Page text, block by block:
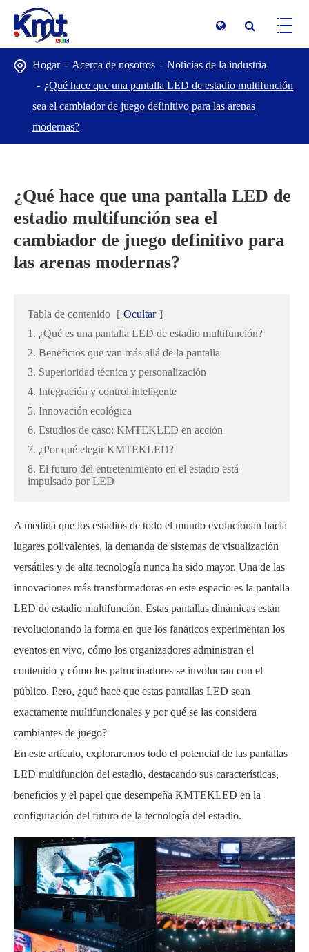
Hogar Acerca de nosotros
Noticias de la industria
¿Qué hace que una pantalla LED de estadio multifunción
sea el cambiador de juego definitivo para las arenas
modernas?
¿Qué hace que una pantalla LED de
estadio multifunción sea el
cambiador de juego definitivo para
las arenas modernas?
Tabla de contenido [ Ocultar ]
1. ¿Qué es una pantalla LED de estadio multifunción?
2. Beneficios que van más allá de la pantalla
3. Superioridad técnica y personalización
4. Integración y control inteligente
5. Innovación ecológica
6. Estudios de caso: KMTEKLED en acción
7. ¿Por qué elegir KMTEKLED?
8. El futuro del entretenimiento en el estadio está
impulsado por LED
A medida que los estadios de todo el mundo evolucionan hacia
lugares polivalentes, la demanda de sistemas de visualización
versátiles y de alta tecnología nunca ha sido mayor. Una de las
innovaciones más transformadoras en este espacio es la pantalla
LED de estadio multifunción. Estas pantallas dinámicas están
revolucionando la forma en que los fanáticos experimentan los
eventos en vivo, cómo los organizadores administran el
contenido y cómo los patrocinadores se involucran con el
público. Pero, ¿qué hace que estas pantallas LED sean
exactamente multifuncionales y por qué se las considera
cambiantes de juego?
En este artículo, exploraremos todo el potencial de las pantallas
LED multifunción del estadio, destacando sus características,
beneficios y el papel que desempeña KMTEKLED en la
configuración del futuro de la tecnología del estadio.